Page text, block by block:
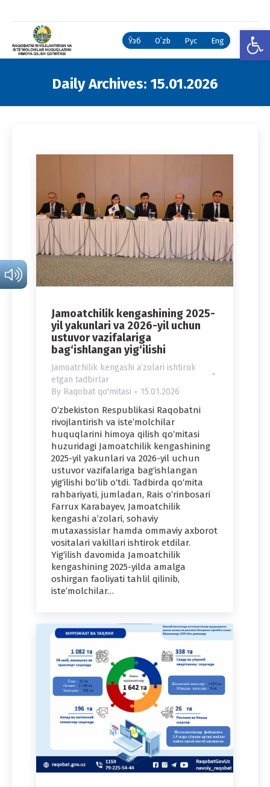
Ўзб Oʻzb Рус Eng
Daily Archives: 15.01.2026
Jamoatchilik kengashining 2025-
yil yakunlari va 2026-yil uchun
ustuvor vazifalariga
bag‘ishlangan yig‘ilishi
Jamoatchilik kengashi aʼzolari ishtirok
etgan tadbirlar
By Raqobat qo'mitasi 15.01.2026
O‘zbekiston Respublikasi Raqobatni
rivojlantirish va iste’molchilar
huquqlarini himoya qilish qo‘mitasi
huzuridagi Jamoatchilik kengashining
2025-yil yakunlari va 2026-yil uchun
ustuvor vazifalariga bag‘ishlangan
yig‘ilishi bo‘lib o‘tdi. Tadbirda qo‘mita
rahbariyati, jumladan, Rais o‘rinbosari
Farrux Karabayev, Jamoatchilik
kengashi a’zolari, sohaviy
mutaxassislar hamda ommaviy axborot
vositalari vakillari ishtirok etdilar.
Yig‘ilish davomida Jamoatchilik
kengashining 2025-yilda amalga
oshirgan faoliyati tahlil qilinib,
iste’molchilar…